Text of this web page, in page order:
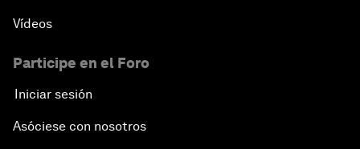
Vídeos
Participe en el Foro
Iniciar sesión
Asóciese con nosotros